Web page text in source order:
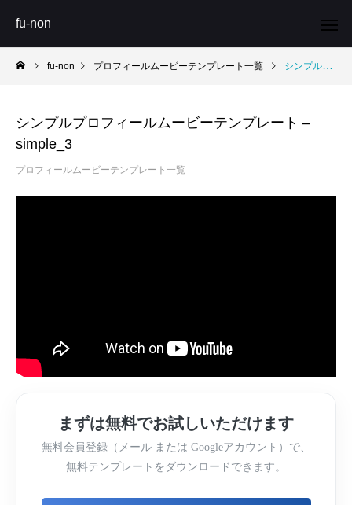
fu-non
fu-non プロフィールムービーテンプレート一覧 シンプルプロフィールムービーテンプレート – simple_3
シンプルプロフィールムービーテンプレート –
simple_3
プロフィールムービーテンプレート一覧
まずは無料でお試しいただけます
無料会員登録（メール または Googleアカウント）で、
無料テンプレートをダウンロードできます。